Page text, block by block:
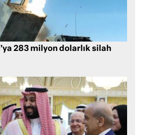
283 milyon dolarlık silah